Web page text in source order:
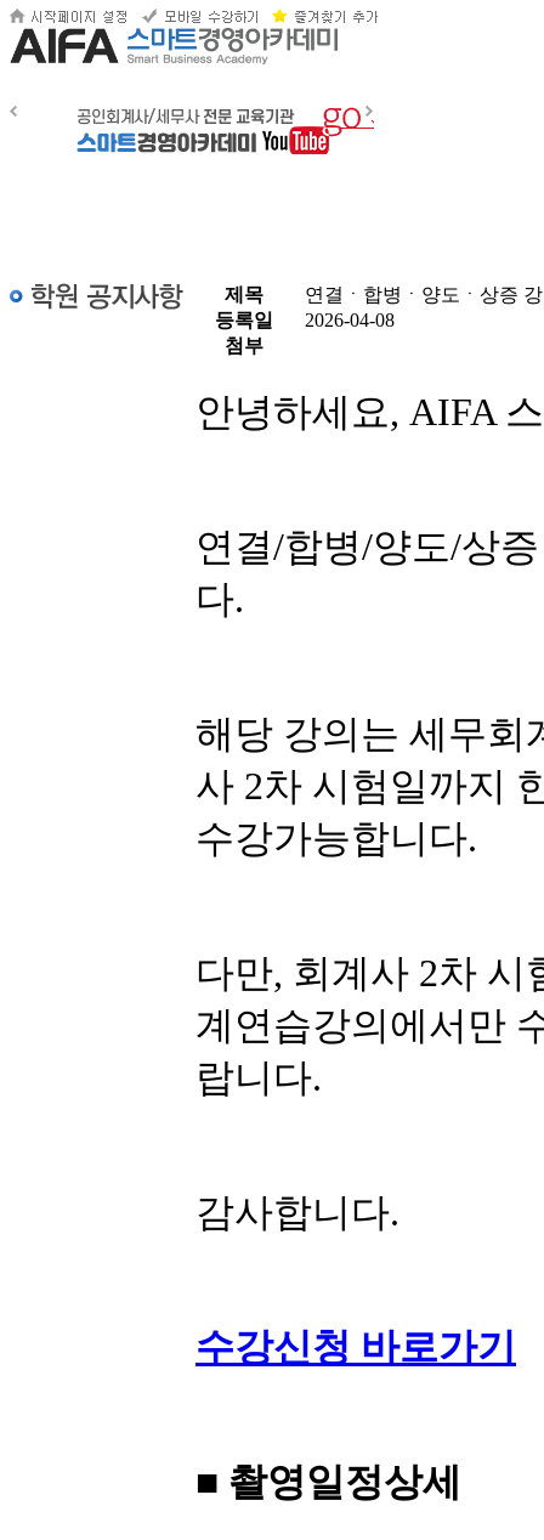
제목
연결ㆍ합병ㆍ양도ㆍ상증
등록일
2026-04-08
첨부
안녕하세요, AIFA
연결/합병/양도/상
다.
해당 강의는 세무회
사 2차 시험일까지
수강가능합니다.
다만, 회계사 2차
계연습강의에서만
랍니다.
감사합니다.
수강신청 바로가기
■ 촬영일정상세